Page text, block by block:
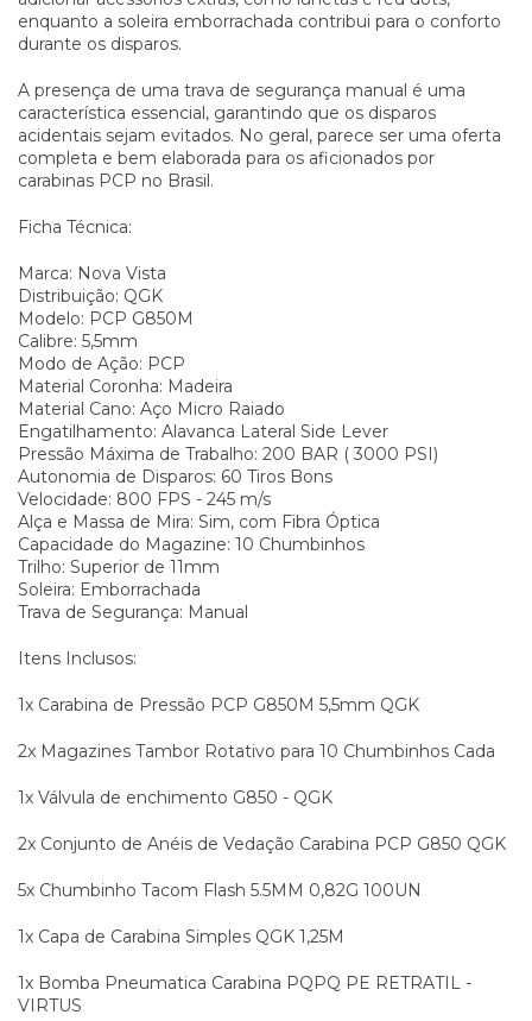
enquanto a soleira emborrachada contribui para o conforto
durante os disparos.
A presença de uma trava de segurança manual é uma
característica essencial, garantindo que os disparos
acidentais sejam evitados. No geral, parece ser uma oferta
completa e bem elaborada para os aficionados por
carabinas PCP no Brasil.
Ficha Técnica:
Marca: Nova Vista
Distribuição: QGK
Modelo: PCP G850M
Calibre: 5,5mm
Modo de Ação: PCP
Material Coronha: Madeira
Material Cano: Aço Micro Raiado
Engatilhamento: Alavanca Lateral Side Lever
Pressão Máxima de Trabalho: 200 BAR ( 3000 PSI)
Autonomia de Disparos: 60 Tiros Bons
Velocidade: 800 FPS - 245 m/s
Alça e Massa de Mira: Sim, com Fibra Óptica
Capacidade do Magazine: 10 Chumbinhos
Trilho: Superior de 11mm
Soleira: Emborrachada
Trava de Segurança: Manual
Itens Inclusos:
1x Carabina de Pressão PCP G850M 5,5mm QGK
2x Magazines Tambor Rotativo para 10 Chumbinhos Cada
1x Válvula de enchimento G850 - QGK
2x Conjunto de Anéis de Vedação Carabina PCP G850 QGK
5x Chumbinho Tacom Flash 5.5MM 0,82G 100UN
1x Capa de Carabina Simples QGK 1,25M
1x Bomba Pneumatica Carabina PQPQ PE RETRATIL -
VIRTUS